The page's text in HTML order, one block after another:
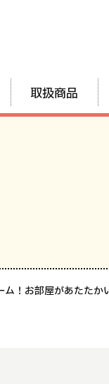
取扱商品
ム！お部屋があたたか